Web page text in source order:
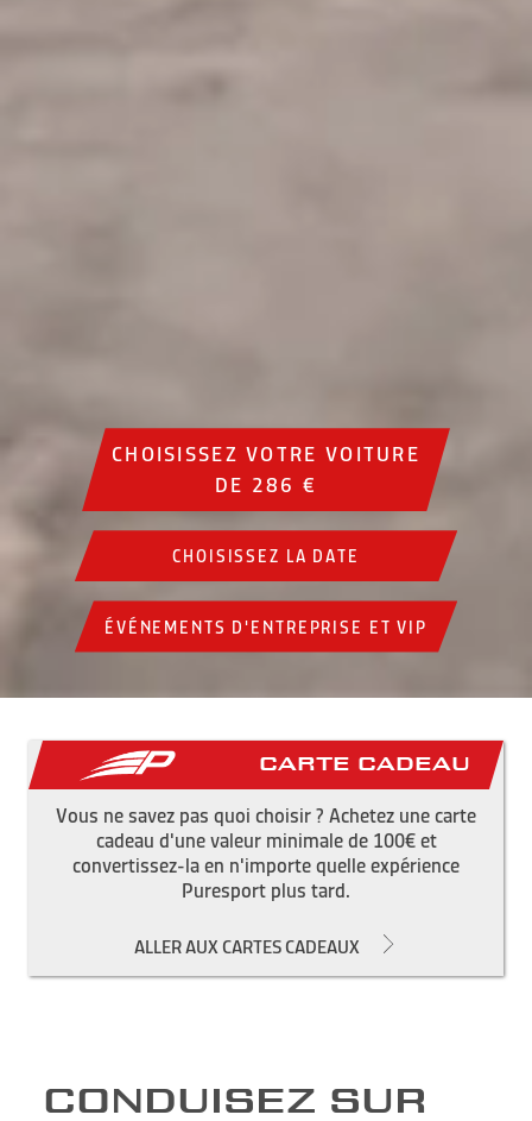
CHOISISSEZ VOTRE VOITURE
DE 286 €
CHOISISSEZ LA DATE
ÉVÉNEMENTS D'ENTREPRISE ET VIP
Carte cadeau
Vous ne savez pas quoi choisir ? Achetez une carte
cadeau d'une valeur minimale de 100€ et
convertissez-la en n'importe quelle expérience
Puresport plus tard.
ALLER AUX CARTES CADEAUX
CONDUISEZ SUR